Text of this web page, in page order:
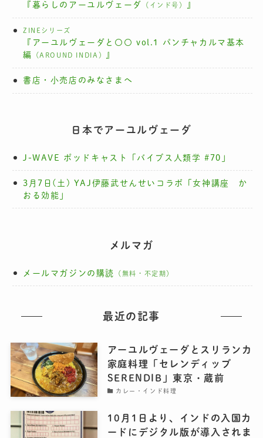
『暮らしのアーユルヴェーダ （インド号） 』
ZINEシリーズ
『アーユルヴェーダと〇〇 vol.1 パンチャカルマ基本
編
（AROUND INDIA） 』
書店・小売店のみなさまへ
日本でアーユルヴェーダ
J-WAVE ポッドキャスト「バイブス人類学 #70」
3月7日(土) YAJ伊藤武せんせいコラボ「女神講座 か
おる効能」
メルマガ
メールマガジンの購読 （無料・不定期）
最近の記事
アーユルヴェーダとスリランカ
家庭料理「セレンディッブ
SERENDIB」東京・蔵前
カレー・インド料理
10月1日より、インドの入国カ
ードにデジタル版が導入されま